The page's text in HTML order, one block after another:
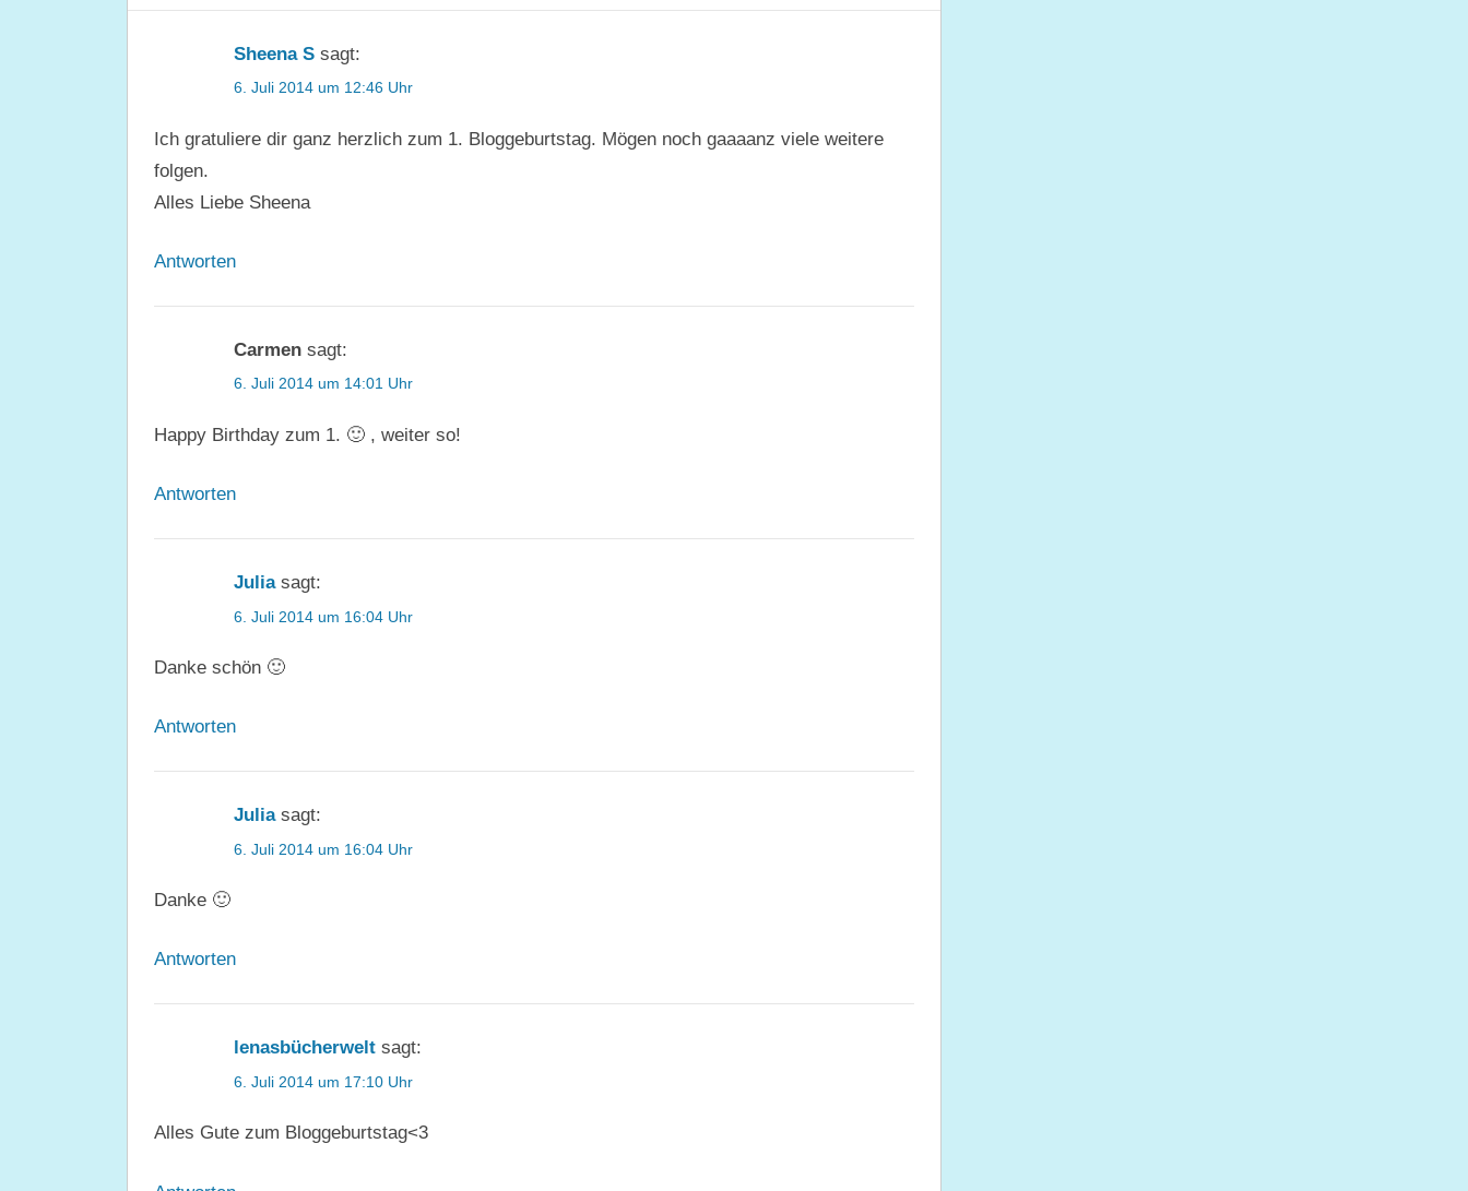
Sheena S sagt:
6. Juli 2014 um 12:46 Uhr
Ich gratuliere dir ganz herzlich zum 1. Bloggeburtstag. Mögen noch gaaaanz viele weitere
folgen.
Alles Liebe Sheena
Antworten
Carmen sagt:
6. Juli 2014 um 14:01 Uhr
Happy Birthday zum 1. 🙂 , weiter so!
Antworten
Julia sagt:
6. Juli 2014 um 16:04 Uhr
Danke schön 🙂
Antworten
Julia sagt:
6. Juli 2014 um 16:04 Uhr
Danke 🙂
Antworten
lenasbücherwelt sagt:
6. Juli 2014 um 17:10 Uhr
Alles Gute zum Bloggeburtstag<3